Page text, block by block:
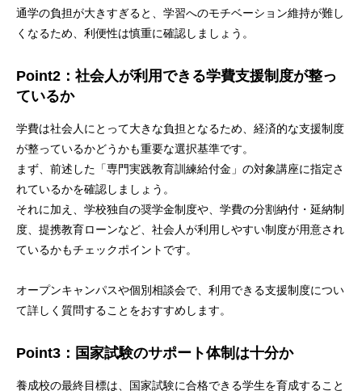
通学の負担が大きすぎると、学習へのモチベーション維持が難し
くなるため、利便性は慎重に確認しましょう。
Point2：社会人が利用できる学費支援制度が整っ
ているか
学費は社会人にとって大きな負担となるため、経済的な支援制度
が整っているかどうかも重要な選択基準です。
まず、前述した「専門実践教育訓練給付金」の対象講座に指定さ
れているかを確認しましょう。
それに加え、学校独自の奨学金制度や、学費の分割納付・延納制
度、提携教育ローンなど、社会人が利用しやすい制度が用意され
ているかもチェックポイントです。
オープンキャンパスや個別相談会で、利用できる支援制度につい
て詳しく質問することをおすすめします。
Point3：国家試験のサポート体制は十分か
養成校の最終目標は、国家試験に合格できる学生を育成すること